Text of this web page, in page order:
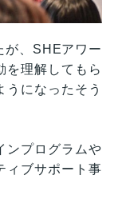
が、SHEアワー
を理解してもら
うになったそう
ンプログラムや
ィブサポート事